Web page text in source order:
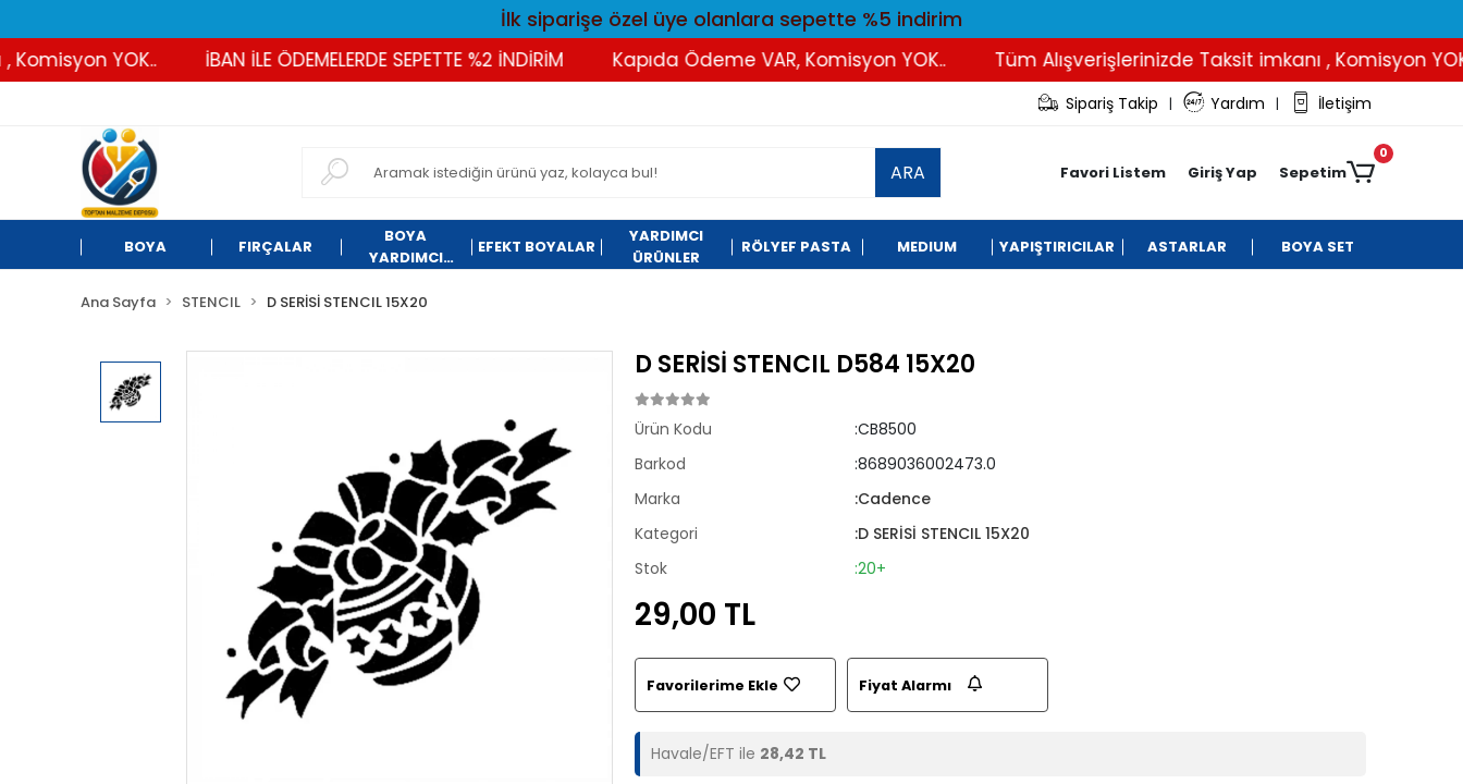
İlk siparişe özel üye olanlara sepette %5 indirim
YOK.. İBAN İLE ÖDEMELERDE SEPETTE %2 İNDİRİM Kapıda Ödeme VAR, Komisyon YOK.. Tüm Alışverişlerinizde Taksit imkanı , Komisyon YOK..
Sipariş Takip | Yardım | İletişim
ARA Favori Listem Giriş Yap Sepetim
0
BOYA FIRÇALAR
BOYA
YARDIMCI
EFEKT BOYALAR
YARDIMCI
ÜRÜNLER
RÖLYEF PASTA MEDIUM YAPIŞTIRICILAR ASTARLAR BOYA SET
Ana Sayfa STENCIL D SERİSİ STENCIL 15X20
D SERİSİ STENCIL D584 15X20
Ürün Kodu
:CB8500
Barkod
:8689036002473.0
Marka
:Cadence
Kategori
:D SERİSİ STENCIL 15X20
Stok
:20+
29,00 TL
Favorilerime Ekle Fiyat Alarmı
Havale/EFT ile 28,42 TL